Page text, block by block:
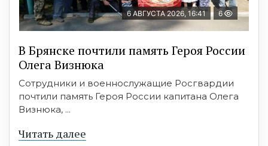
6 АВГУСТА 2026, 16:41 6
В Брянске почтили память Героя России
Олега Визнюка
Сотрудники и военнослужащие Росгвардии
почтили память Героя России капитана Олега
Визнюка, ...
Читать далее